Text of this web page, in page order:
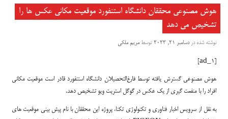
هوش مصنوعی محققان دانشگاه استنفورد موقعیت مکانی عکس ها را
تشخیص می دهد
نوشته شده دردسامبر 21, 2023 توسطمریم ملکی
هوش مصنوعی گسترش یافته توسط فارغ‌التحصیلان دانشگاه استنفورد قادر است موقعیت مکانی
افراد را با منفعت گیری از یک عکس در گوگل استریت ویو تشخیص دهد.
به نقل از سرویس اخبار فناوری و تکنولوژی تکنا، پروژه این محققان با نام پیش بینی موقعیت های